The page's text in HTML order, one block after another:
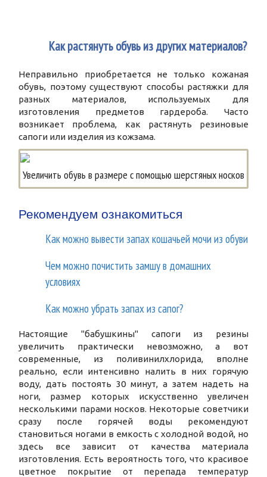
Как растянуть обувь из других материалов?
Неправильно приобретается не только кожаная
обувь, поэтому существуют способы растяжки для
разных материалов, используемых для
изготовления предметов гардероба. Часто
возникает проблема, как растянуть резиновые
сапоги или изделия из кожзама.
Увеличить обувь в размере с помощью шерстяных носков
Рекомендуем ознакомиться
Как можно вывести запах кошачьей мочи из обуви
Чем можно почистить замшу в домашних
условиях
Как можно убрать запах из сапог?
Настоящие "бабушкины" сапоги из резины
увеличить практически невозможно, а вот
современные, из поливинилхлорида, вполне
реально, если интенсивно налить в них горячую
воду, дать постоять 30 минут, а затем надеть на
ноги, размер которых искусственно увеличен
несколькими парами носков. Некоторые советчики
сразу после горячей воды рекомендуют
становиться ногами в емкость с холодной водой, но
здесь все зависит от качества материала
изготовления. Есть вероятность того, что красивое
цветное покрытие от перепада температур